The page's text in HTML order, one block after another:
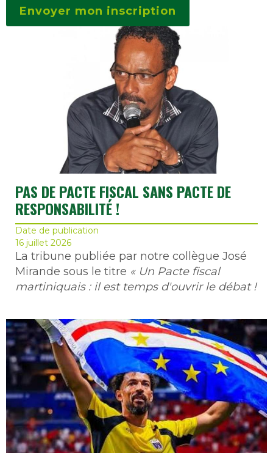
PAS DE PACTE FISCAL SANS PACTE DE
RESPONSABILITÉ !
Date de publication
16 juillet 2026
La tribune publiée par notre collègue José
Mirande sous le titre « Un Pacte fiscal
martiniquais : il est temps d'ouvrir le débat !